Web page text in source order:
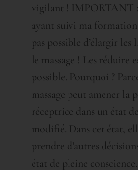
vigilant ! IMPORTANT :
ayant suivi ma formation
pas possible d’élargir les
le massage ! Les réduire
possible. Pourquoi ?
massage peut amener la
réceptrice dans un état
modifié. Dans cet état,
prendre d’autres
état de pleine conscience.